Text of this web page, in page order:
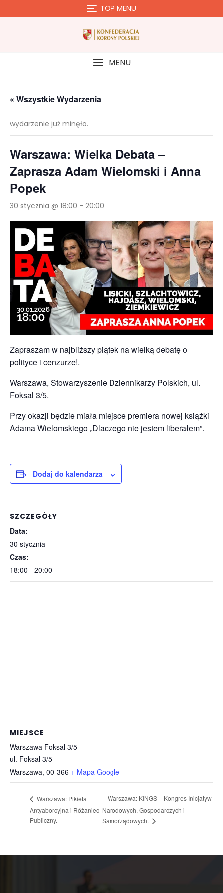
to
TOP MENU
MENU
« Wszystkie Wydarzenia
wydarzenie już minęło.
Warszawa: Wielka Debata –
Zaprasza Adam Wielomski i Anna
Popek
30 stycznia @ 18:00 - 20:00
Zapraszam w najbliższy piątek na wielką debatę o
polityce i cenzurze!.
Warszawa, Stowarzyszenie Dziennikarzy Polskich, ul.
Foksal 3/5.
Przy okazji będzie miała miejsce premiera nowej książki
Adama Wielomskiego „Dlaczego nie jestem liberałem”.
Dodaj do kalendarza
SZCZEGÓŁY
Data:
30 stycznia
Czas:
18:00 - 20:00
MIEJSCE
Warszawa Foksal 3/5
ul. Foksal 3/5
Warszawa, 00-366 + Mapa Google
Warszawa: Pikieta
Antyaborcyjna i Różaniec
Publiczny.
Warszawa: KINGS – Kongres Inicjatyw
Narodowych, Gospodarczych i
Samorządowych.